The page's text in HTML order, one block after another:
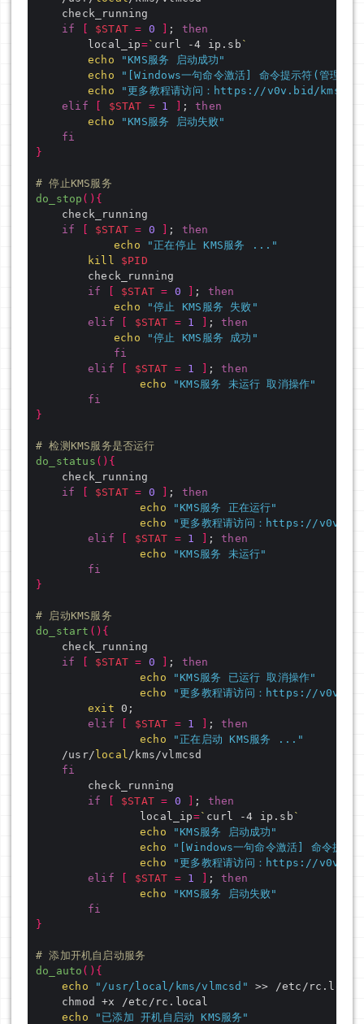
if
$STAT = 0 ; then
		local_ip
=` curl -4 ip.sb `
echo
"KMS服务 启动成功"
echo
"[Windows一句命令激活] 命令提示符(管理
echo
"更多教程请访问：https://v0v.bid/
elif
$STAT = 1 ; then
echo
"KMS服务 启动失败"
fi
}
# 停止KMS服务
do_stop (){
if
$STAT = 0 ; then
echo
"正在停止 KMS服务 ..."
kill
$PID
if
$STAT = 0 ; then
echo
"停止 KMS服务 失败"
elif
$STAT = 1 ; then
echo
"停止 KMS服务 成功"
fi
elif
$STAT = 1 ; then
echo
"KMS服务 未运行 取消操作"
fi
}
# 检测KMS服务是否运行
do_status (){
if
$STAT = 0 ; then
echo
"KMS服务 正在运行"
echo
"更多教程请访问：https://
elif
$STAT = 1 ; then
echo
"KMS服务 未运行"
fi
}
# 启动KMS服务
do_start (){
if
$STAT = 0 ; then
echo
"KMS服务 已运行 取消操作"
echo
"更多教程请访问：https://
exit
elif
$STAT = 1 ; then
echo
"正在启动 KMS服务 ..."
	/usr/
local
fi
if
$STAT = 0 ; then
				local_ip
=` curl -4 ip.sb `
echo
"KMS服务 启动成功"
echo
"[Windows一句命令激活] 命令提
echo
"更多教程请访问：https://
elif
$STAT = 1 ; then
echo
"KMS服务 启动失败"
fi
}
# 添加开机自启动服务
do_auto (){
echo
"/usr/local/kms/vlmcsd"
echo
"已添加 开机自启动 KMS服务"